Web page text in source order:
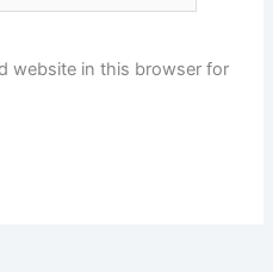
website in this browser for